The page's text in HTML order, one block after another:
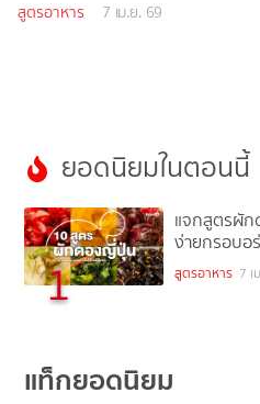
สูตรอาหาร 7 เม.ย. 69
ยอดนิยมในตอนนี้
1
แจกสูตรผั
ง่ายกรอบอ
สูตรอาหาร 7 เ
แท็กยอดนิยม